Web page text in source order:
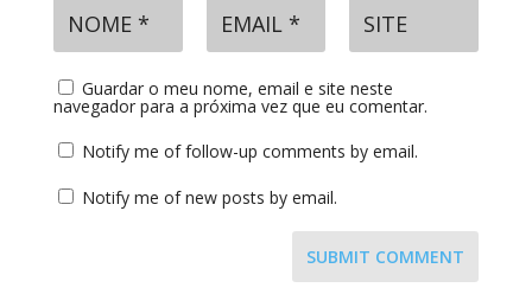
Guardar o meu nome, email e site neste
navegador para a próxima vez que eu comentar.
Notify me of follow-up comments by email.
Notify me of new posts by email.
SUBMIT COMMENT